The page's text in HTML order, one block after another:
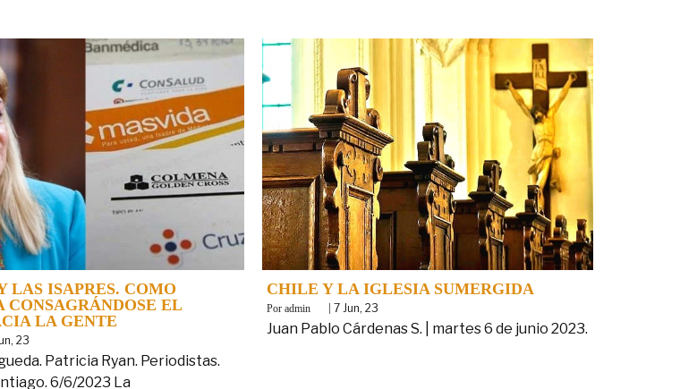
LAS ISAPRES. COMO
CONSAGRÁNDOSE EL
LA GENTE
23
Patricia Ryan. Periodistas.
6/6/2023 La
CHILE Y LA IGLESIA SUMERGIDA
By admin 7 Jun, 23
Juan Pablo Cárdenas S. | martes 6 de junio 2023.